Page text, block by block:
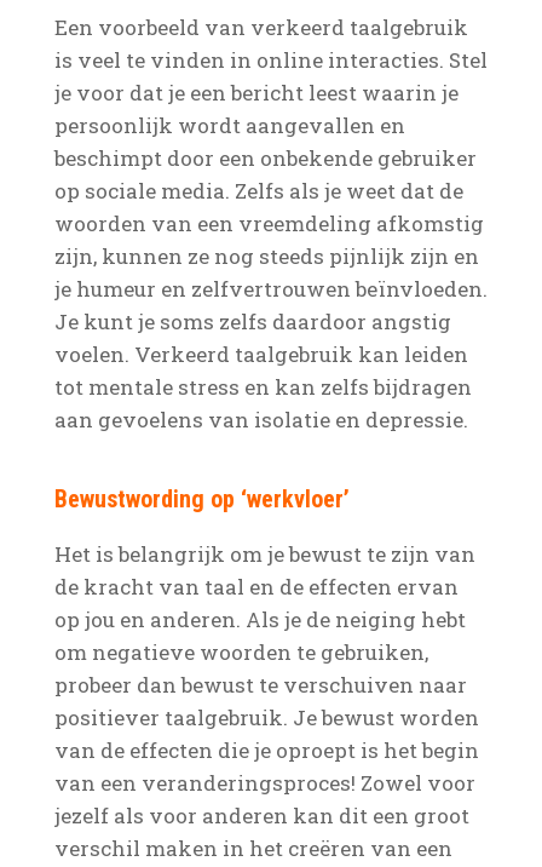
Een voorbeeld van verkeerd taalgebruik
is veel te vinden in online interacties. Stel
je voor dat je een bericht leest waarin je
persoonlijk wordt aangevallen en
beschimpt door een onbekende gebruiker
op sociale media. Zelfs als je weet dat de
woorden van een vreemdeling afkomstig
zijn, kunnen ze nog steeds pijnlijk zijn en
je humeur en zelfvertrouwen beïnvloeden.
Je kunt je soms zelfs daardoor angstig
voelen. Verkeerd taalgebruik kan leiden
tot mentale stress en kan zelfs bijdragen
aan gevoelens van isolatie en depressie.
Bewustwording op ‘werkvloer’
Het is belangrijk om je bewust te zijn van
de kracht van taal en de effecten ervan
op jou en anderen. Als je de neiging hebt
om negatieve woorden te gebruiken,
probeer dan bewust te verschuiven naar
positiever taalgebruik. Je bewust worden
van de effecten die je oproept is het begin
van een veranderingsproces! Zowel voor
jezelf als voor anderen kan dit een groot
verschil maken in het creëren van een